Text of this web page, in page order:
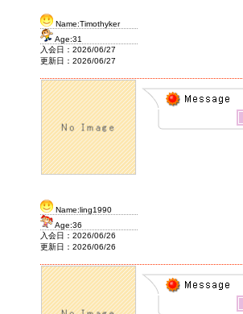
Name:Timothyker
Age:31
入会日：2026/06/27
更新日：2026/06/27
Name:ling1990
Age:36
入会日：2026/06/26
更新日：2026/06/26